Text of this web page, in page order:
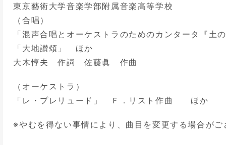
東京藝術大学音楽学部附属音楽高等学校
（合唱）
「混声合唱とオーケストラのためのカンタータ『土
「大地讃頌」 ほか
大木惇夫 作詞 佐藤眞 作曲
（オーケストラ）
「レ・プレリュード」 Ｆ．リスト作曲 ほか
※やむを得ない事情により、曲目を変更する場合がご